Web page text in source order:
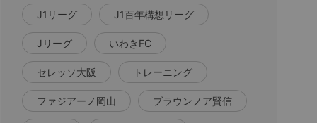
J1リーグ J1百年構想リーグ
Jリーグ いわきFC
セレッソ大阪 トレーニング
ファジアーノ岡山 ブラウンノア賢信